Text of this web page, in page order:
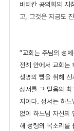
바티칸 공의회의 지
고, 그것은 지금도
“교회는 주님의 성
전례 안에서 교회는
생명의 빵을 취해
성서를 그 믿음의
지이다. 성서는 하
없이 하느님 자신의
해 성령의 목소리를